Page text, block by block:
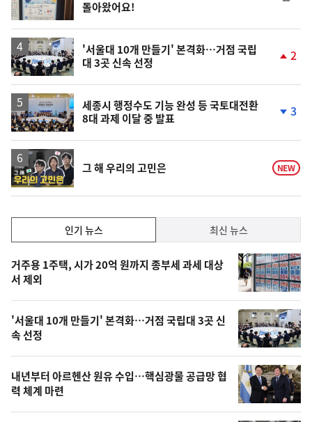
돌아왔어요!
일
'서울대 10개 만들기' 본격화…거점 국립
대 3곳 신속 선정
상
2
세종시 행정수도 기능 완성 등 국토대전환
8대 과제 이달 중 발표
하
락
3
영
상
그 해 우리의 고민은 NEW
기,
최
신,
오
늘
의
영
상
인기 뉴스 최신 뉴스
인
기
뉴
스
거주용 1주택, 시가 20억 원까지 종부세 과세 대상
서 제외
'서울대 10개 만들기' 본격화…거점 국립대 3곳 신
속 선정
내년부터 아르헨산 원유 수입…핵심광물 공급망 협
력 체계 마련